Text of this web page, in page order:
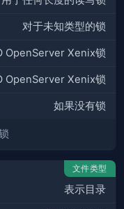
对于未知类型的锁
OpenServer Xenix锁
OpenServer Xenix锁
如果没有锁
文件类型
表示目录